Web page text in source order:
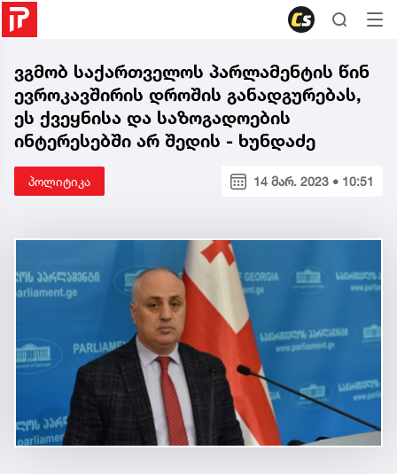
ვგმობ საქართველოს პარლამენტის წინ
ევროკავშირის დროშის განადგურებას,
ეს ქვეყნისა და საზოგადოების
ინტერესებში არ შედის - ხუნდაძე
პოლიტიკა 14 მარ. 2023 • 10:51